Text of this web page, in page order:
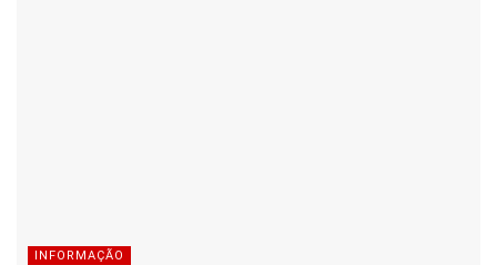
INFORMAÇÃO